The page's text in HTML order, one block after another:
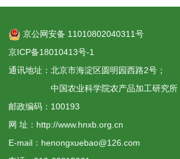
京公网安备 11010802040311号
京ICP备18010413号-1
通讯地址：北京市海淀区圆明园西路2号；
中国农业科学院农产品加工研究所
邮政编码：100193
网 址：http://www.hnxb.org.cn
E-mail：henongxuebao@126.com